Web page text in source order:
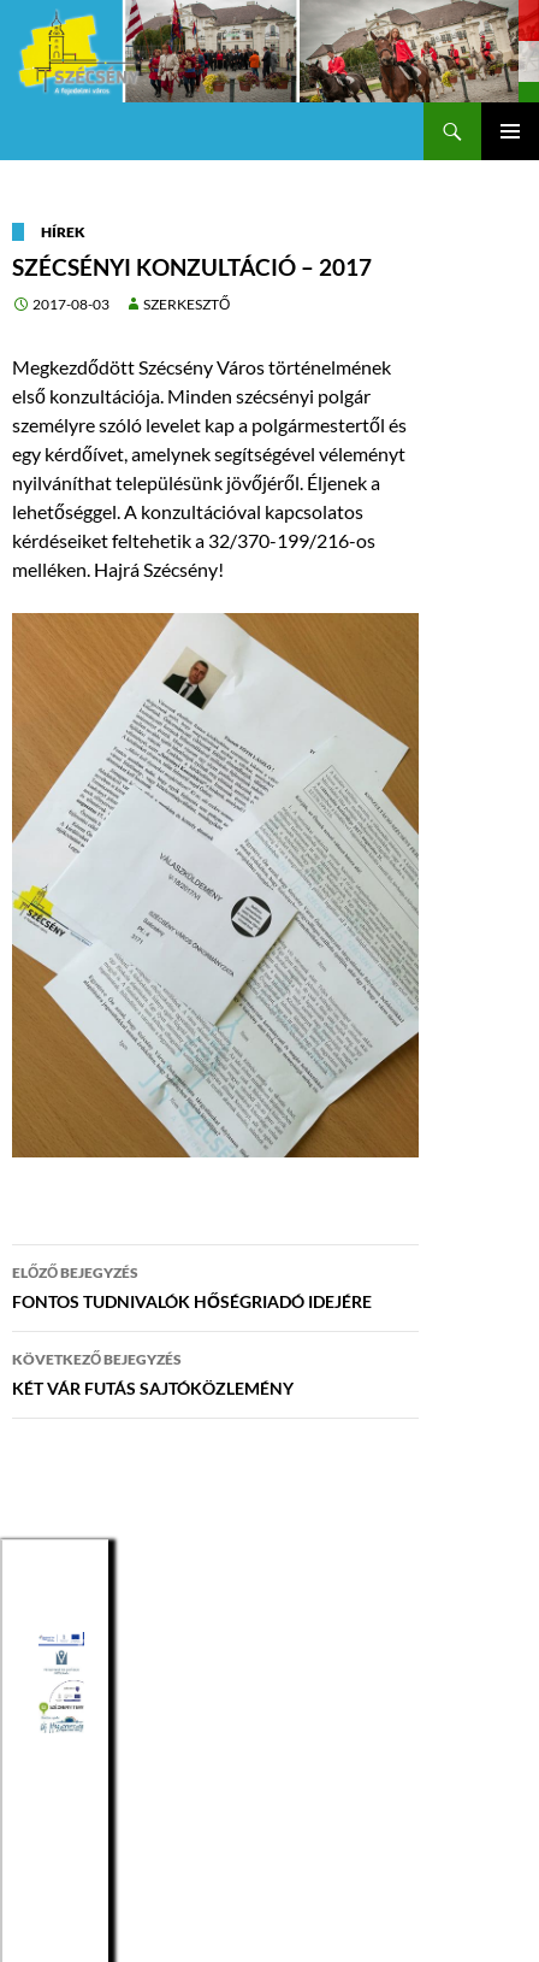
HÍREK
SZÉCSÉNYI KONZULTÁCIÓ – 2017
2017-08-03 SZERKESZTŐ
Megkezdődött Szécsény Város történelmének
első konzultációja. Minden szécsényi polgár
személyre szóló levelet kap a polgármestertől és
egy kérdőívet, amelynek segítségével véleményt
nyilváníthat településünk jövőjéről. Éljenek a
lehetőséggel. A konzultációval kapcsolatos
kérdéseiket feltehetik a 32/370-199/216-os
melléken. Hajrá Szécsény!
Bejegyzés
navigáció
ELŐZŐ BEJEGYZÉS
FONTOS TUDNIVALÓK HŐSÉGRIADÓ IDEJÉRE
KÖVETKEZŐ BEJEGYZÉS
KÉT VÁR FUTÁS SAJTÓKÖZLEMÉNY